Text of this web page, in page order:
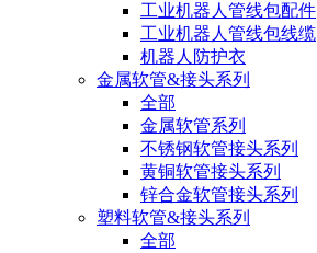
工业机器人管线包配件
工业机器人管线包线缆
机器人防护衣
金属软管&接头系列
全部
金属软管系列
不锈钢软管接头系列
黄铜软管接头系列
锌合金软管接头系列
塑料软管&接头系列
全部